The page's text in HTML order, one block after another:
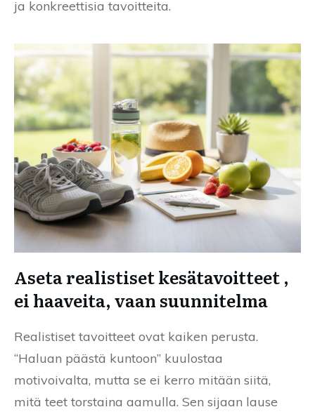
ja konkreettisia tavoitteita.
Aseta realistiset kesätavoitteet ,
ei haaveita, vaan suunnitelma
Realistiset tavoitteet ovat kaiken perusta.
“Haluan päästä kuntoon” kuulostaa
motivoivalta, mutta se ei kerro mitään siitä,
mitä teet torstaina aamulla. Sen sijaan lause